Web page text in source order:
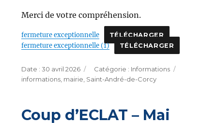
Merci de votre compréhension.
fermeture exceptionnelle TÉLÉCHARGER
fermeture exceptionnelle (1) TÉLÉCHARGER
Publié
le
30 avril 2026 Catégories
Informations
informations, mairie Saint-André-de-Corcy
Coup d’ECLAT – Mai